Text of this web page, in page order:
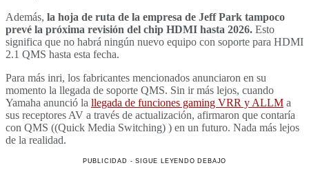
Además, la hoja de ruta de la empresa de Jeff Park tampoco
prevé la próxima revisión del chip HDMI hasta 2026. Esto
significa que no habrá ningún nuevo equipo con soporte para HDMI
2.1 QMS hasta esta fecha.
Para más inri, los fabricantes mencionados anunciaron en su
momento la llegada de soporte QMS. Sin ir más lejos, cuando
Yamaha anunció la llegada de funciones gaming VRR y ALLM a
sus receptores AV a través de actualización, afirmaron que contaría
con QMS ((Quick Media Switching) ) en un futuro. Nada más lejos
de la realidad.